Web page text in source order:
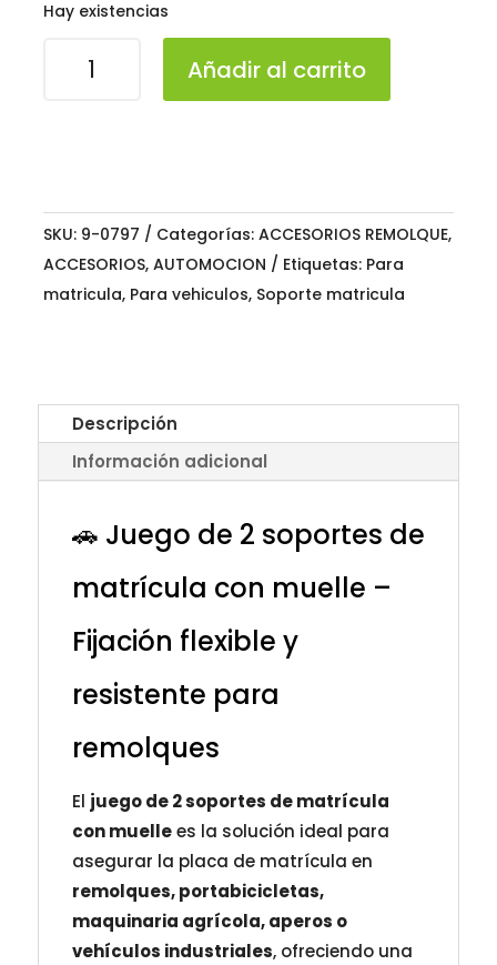
Hay existencias
MATRICULA
cantidad
Añadir al carrito
SKU: 9-0797 Categorías: ACCESORIOS REMOLQUE,
ACCESORIOS, AUTOMOCION Etiquetas: Para
matricula, Para vehiculos, Soporte matricula
Descripción
Información adicional
🚗 Juego de 2 soportes de
matrícula con muelle –
Fijación flexible y
resistente para
remolques
El juego de 2 soportes de matrícula
con muellees la solución ideal para
asegurar la placa de matrícula en
remolques, portabicicletas,
maquinaria agrícola, aperos o
vehículos industriales, ofreciendo una